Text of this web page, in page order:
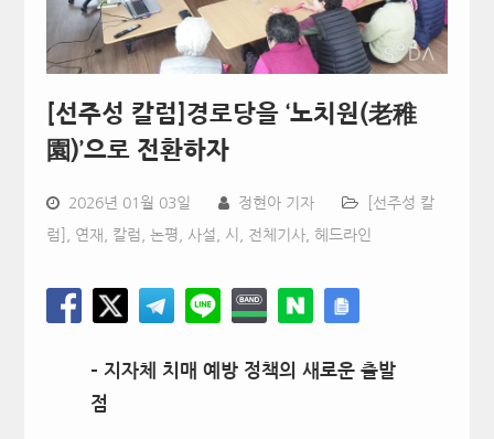
[선주성 칼럼]경로당을 ‘노치원(老稚
園)’으로 전환하자
2026년 01월 03일 정현아 기자 [선주성 칼
럼] 연재, 칼럼, 논평, 사설, 시 전체기사, 헤드라인
– 지자체 치매 예방 정책의 새로운 출발
점